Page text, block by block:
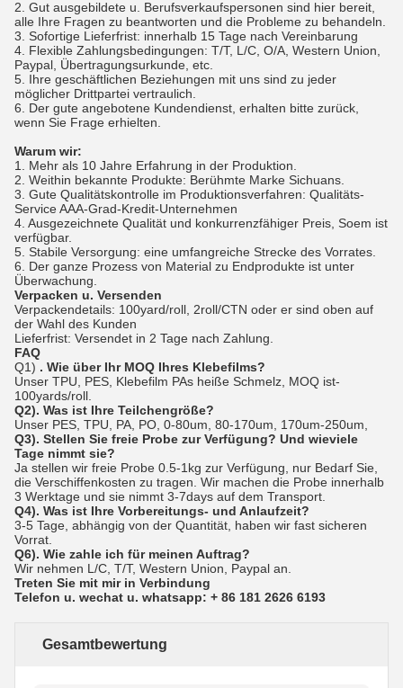
2. Gut ausgebildete u. Berufsverkaufspersonen sind hier bereit,
alle Ihre Fragen zu beantworten und die Probleme zu behandeln.
3. Sofortige Lieferfrist: innerhalb 15 Tage nach Vereinbarung
4. Flexible Zahlungsbedingungen: T/T, L/C, O/A, Western Union,
Paypal, Übertragungsurkunde, etc.
5. Ihre geschäftlichen Beziehungen mit uns sind zu jeder
möglicher Drittpartei vertraulich.
6. Der gute angebotene Kundendienst, erhalten bitte zurück,
wenn Sie Frage erhielten.
Warum wir:
1. Mehr als 10 Jahre Erfahrung in der Produktion.
2. Weithin bekannte Produkte: Berühmte Marke Sichuans.
3. Gute Qualitätskontrolle im Produktionsverfahren: Qualitäts-
Service AAA-Grad-Kredit-Unternehmen
4. Ausgezeichnete Qualität und konkurrenzfähiger Preis, Soem ist
verfügbar.
5. Stabile Versorgung: eine umfangreiche Strecke des Vorrates.
6. Der ganze Prozess von Material zu Endprodukte ist unter
Überwachung.
Verpacken u. Versenden
Verpackendetails: 100yard/roll, 2roll/CTN oder er sind oben auf
der Wahl des Kunden
Lieferfrist: Versendet in 2 Tage nach Zahlung.
FAQ
Q1) . Wie über Ihr MOQ Ihres Klebefilms?
Unser TPU, PES, Klebefilm PAs heiße Schmelz, MOQ ist-
100yards/roll.
Q2). Was ist Ihre Teilchengröße?
Unser PES, TPU, PA, PO, 0-80um, 80-170um, 170um-250um,
Q3). Stellen Sie freie Probe zur Verfügung? Und wieviele
Tage nimmt sie?
Ja stellen wir freie Probe 0.5-1kg zur Verfügung, nur Bedarf Sie,
die Verschiffenkosten zu tragen. Wir machen die Probe innerhalb
3 Werktage und sie nimmt 3-7days auf dem Transport.
Q4). Was ist Ihre Vorbereitungs- und Anlaufzeit?
3-5 Tage, abhängig von der Quantität, haben wir fast sicheren
Vorrat.
Q6). Wie zahle ich für meinen Auftrag?
Wir nehmen L/C, T/T, Western Union, Paypal an.
Treten Sie mit mir in Verbindung
Telefon u. wechat u. whatsapp: + 86 181 2626 6193
Gesamtbewertung